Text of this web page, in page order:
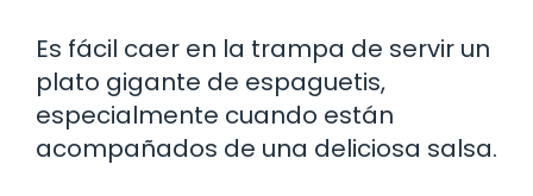
Es fácil caer en la trampa de servir un
plato gigante de espaguetis,
especialmente cuando están
acompañados de una deliciosa salsa.